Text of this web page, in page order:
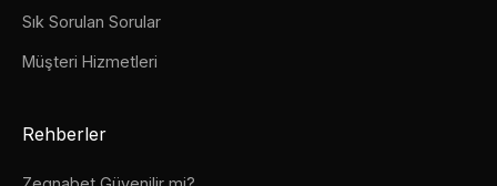
Sık Sorulan Sorular
Müşteri Hizmetleri
Rehberler